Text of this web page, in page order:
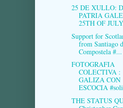
25 DE XULLO:
PATRIA
25TH OF
Support for
from Santiago
Compostela #...
FOTOGRAFIA
COLECTIVA :
GALIZA CON
ESCOCIA
THE STATUS